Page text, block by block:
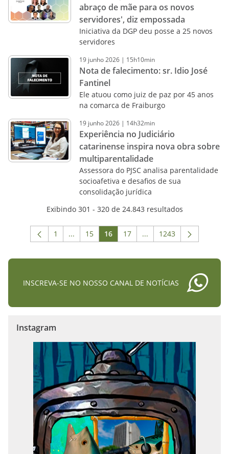
abraço de mãe para os novos
servidores', diz empossada
Iniciativa da DGP deu posse a 25 novos
servidores
19 junho2026 | 15h10min
Nota de falecimento: sr. Idio José
Fantinel
Ele atuou como juiz de paz por 45 anos
na comarca de Fraiburgo
19 junho2026 | 14h32min
Experiência no Judiciário
catarinense inspira nova obra sobre
multiparentalidade
Assessora do PJSC analisa parentalidade
socioafetiva e desafios de sua
consolidação jurídica
Exibindo 301 - 320 de 24.843 resultados
Página
1 ...Páginas intermediárias Usar ABA para
Página
15 Página
16 Página
17 ...Páginas intermediárias
Página
1243
INSCREVA-SE NO NOSSO CANAL DE NOTÍCIAS
Instagram